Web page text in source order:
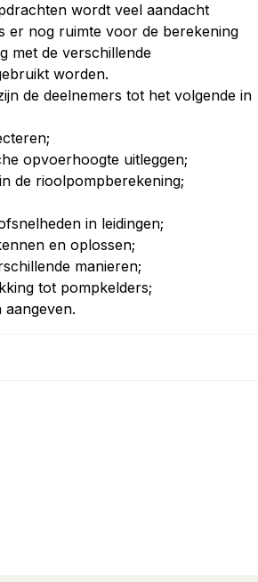
wordt veel aandacht
er nog ruimte voor de berekening
met de verschillende
worden.
de deelnemers tot het volgende in
opvoerhoogte uitleggen;
de rioolpompberekening;
in leidingen;
en oplossen;
manieren;
tot pompkelders;